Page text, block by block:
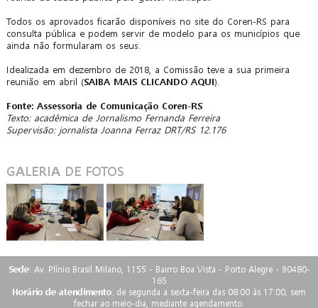
Todos os aprovados ficarão disponíveis no site do Coren-RS para
consulta pública e podem servir de modelo para os municípios que
ainda não formularam os seus.
Idealizada em dezembro de 2018, a Comissão teve a sua primeira
reunião em abril (SAIBA MAIS CLICANDO AQUI).
Fonte: Assessoria de Comunicação Coren-RS
Texto: acadêmica de Jornalismo Fernanda Ferreira
Supervisão: jornalista Joanna Ferraz DRT/RS 12.176
GALERIA DE FOTOS
Sede: Av. Plínio Brasil Milano, 1155 - Bairro Boa Vista - Porto Alegre - 90480-
165
Horário de atendimento: de segunda a sexta-feira das 08:00 às 17:00, sem
fechar ao meio-dia, mediante agendamento.